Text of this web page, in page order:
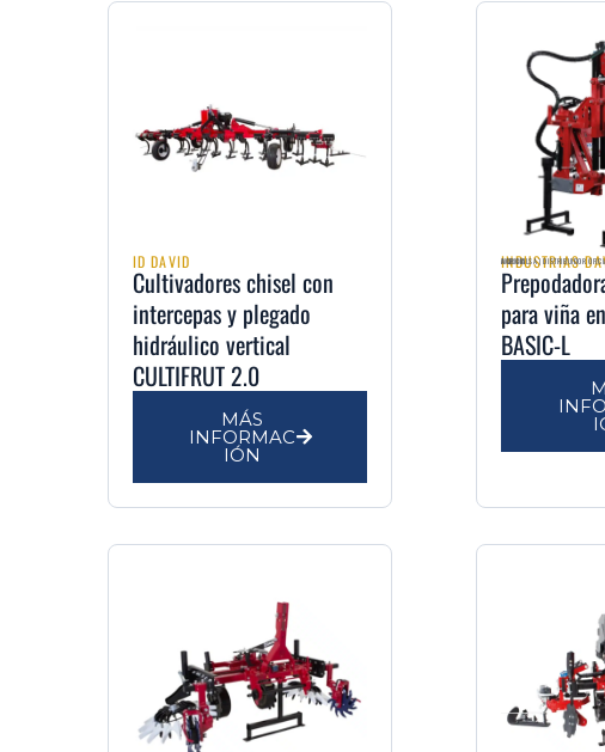
ID DAVID
Cultivadores chisel con
intercepas y plegado
hidráulico vertical
CULTIFRUT 2.0
MÁS
INFORMAC
IÓN
INDUSTRIAS
AGRIMULSA | DISTRIBUIDOR OFICIAL DE INDUSTRIAS DAVID EN LA REGIÓN DE MURCIA
para viña
BASIC-L